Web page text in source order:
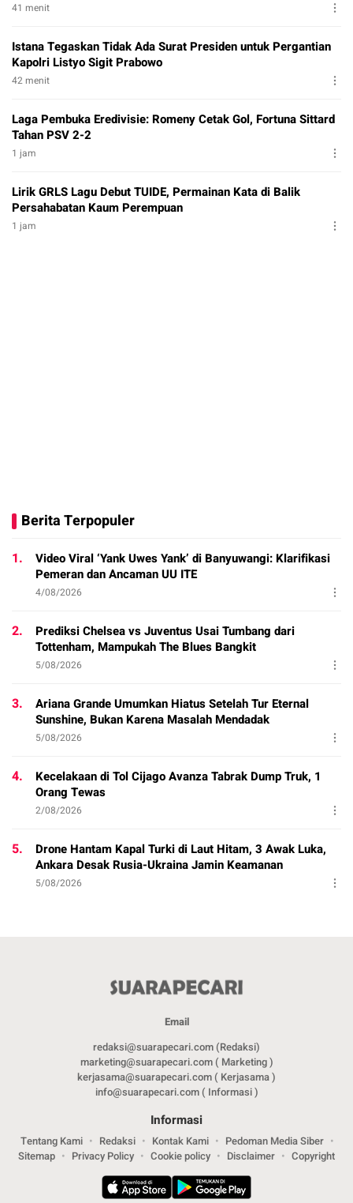
41 menit
Istana Tegaskan Tidak Ada Surat Presiden untuk Pergantian
Kapolri Listyo Sigit Prabowo
42 menit
Laga Pembuka Eredivisie: Romeny Cetak Gol, Fortuna Sittard
Tahan PSV 2-2
1 jam
Lirik GRLS Lagu Debut TUIDE, Permainan Kata di Balik
Persahabatan Kaum Perempuan
1 jam
Berita Terpopuler
1.
Video Viral ‘Yank Uwes Yank’ di Banyuwangi: Klarifikasi
Pemeran dan Ancaman UU ITE
4/08/2026
2.
Prediksi Chelsea vs Juventus Usai Tumbang dari
Tottenham, Mampukah The Blues Bangkit
5/08/2026
3.
Ariana Grande Umumkan Hiatus Setelah Tur Eternal
Sunshine, Bukan Karena Masalah Mendadak
5/08/2026
4.
Kecelakaan di Tol Cijago Avanza Tabrak Dump Truk, 1
Orang Tewas
2/08/2026
5.
Drone Hantam Kapal Turki di Laut Hitam, 3 Awak Luka,
Ankara Desak Rusia-Ukraina Jamin Keamanan
5/08/2026
Email
redaksi@suarapecari.com (Redaksi)
marketing@suarapecari.com ( Marketing )
kerjasama@suarapecari.com ( Kerjasama )
info@suarapecari.com ( Informasi )
Informasi
Tentang Kami Redaksi Kontak Kami
Pedoman Media Siber
Sitemap
Privacy Policy Cookie policy Disclaimer Copyright